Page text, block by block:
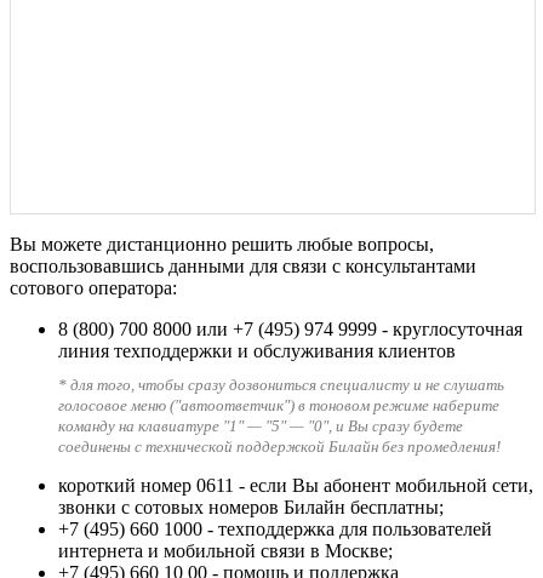
Вы можете дистанционно решить любые вопросы,
воспользовавшись данными для связи с консультантами
сотового оператора:
8 (800) 700 8000 или +7 (495) 974 9999 - круглосуточная
линия техподдержки и обслуживания клиентов
* для того, чтобы сразу дозвониться специалисту и не слушать
голосовое меню ("автоответчик") в тоновом режиме наберите
команду на клавиатуре "1" — "5" — "0", и Вы сразу будете
соединены с технической поддержкой Билайн без промедления!
короткий номер 0611 - если Вы абонент мобильной сети,
звонки с сотовых номеров Билайн бесплатны;
+7 (495) 660 1000 - техподдержка для пользователей
интернета и мобильной связи в Москве;
+7 (495) 660 10 00 - помощь и поддержка